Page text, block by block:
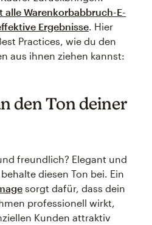
alle Warenkorbabbruch-E-
Ergebnisse . Hier
Practices, wie du den
aus ihnen ziehen kannst:
den Ton deiner
freundlich? Elegant und
diesen Ton bei. Ein
sorgt dafür, dass dein
professionell wirkt,
Kunden attraktiv